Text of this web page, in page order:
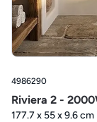
4986290
Riviera 2 -
177.7 x 55 x 9.6 cm